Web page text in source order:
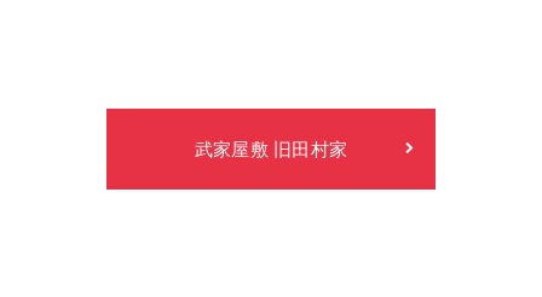
武家屋敷 旧田村家